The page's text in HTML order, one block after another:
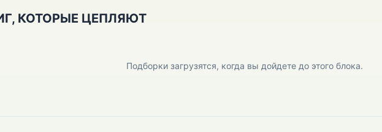
КОТОРЫЕ ЦЕПЛЯЮТ
Подборки загрузятся, когда вы дойдете до этого блока.